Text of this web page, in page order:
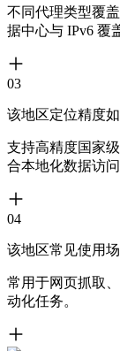
不同代理类型覆
据中心与 IPv6 覆
03
该地区定位精度如
支持高精度国家
合本地化数据访问
04
该地区常见使用
常用于网页抓取
动化任务。